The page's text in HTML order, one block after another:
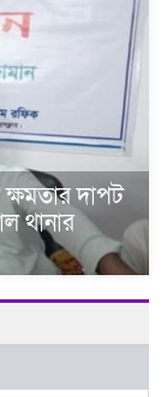
দাপট
থানার